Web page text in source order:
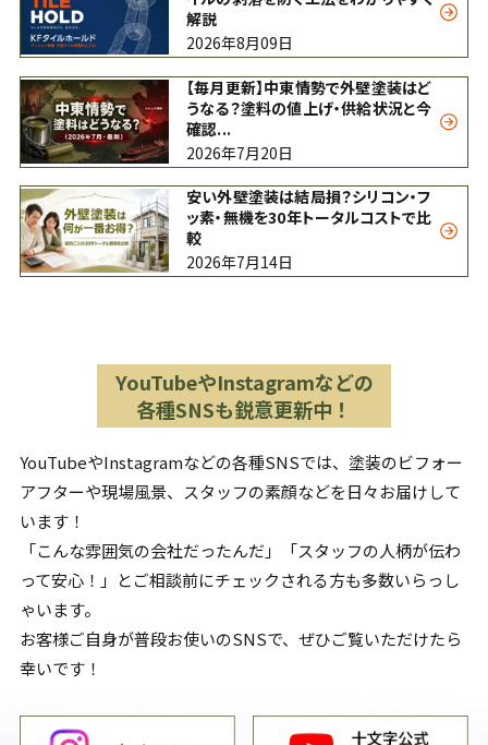
解説
2026年8月09日
【毎月更新】中東情勢で外壁塗装はど
うなる？塗料の値上げ・供給状況と今
確認...
2026年7月20日
安い外壁塗装は結局損？シリコン・フ
ッ素・無機を30年トータルコストで比
較
2026年7月14日
YouTubeやInstagramなどの
各種SNSも鋭意更新中！
YouTubeやInstagramなどの各種SNSでは、塗装のビフォー
アフターや現場風景、スタッフの素顔などを日々お届けして
います！
「こんな雰囲気の会社だったんだ」「スタッフの人柄が伝わ
って安心！」とご相談前にチェックされる方も多数いらっし
ゃいます。
お客様ご自身が普段お使いのSNSで、ぜひご覧いただけたら
幸いです！